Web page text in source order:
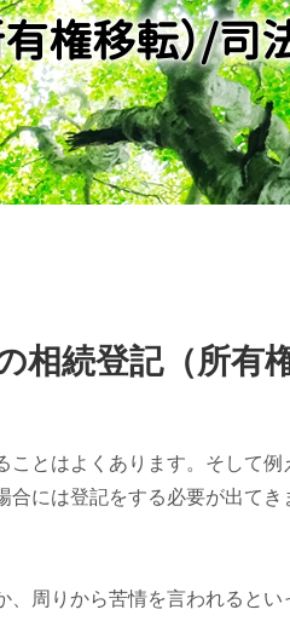
権移転）/
相続登記（所有
とはよくあります。そして
には登記をする必要が出て
周りから苦情を言われると